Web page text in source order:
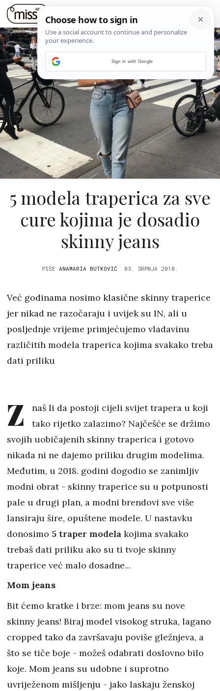
5 modela traperica za sve
cure kojima je dosadio
skinny jeans
PIŠE ANAMARIA BUTKOVIĆ 03. SRPNJA 2018.
Već godinama nosimo klasične skinny traperice
jer nikad ne razočaraju i uvijek su IN, ali u
posljednje vrijeme primjećujemo vladavinu
različitih modela traperica kojima svakako treba
dati priliku
Z
naš li da postoji cijeli svijet trapera u koji
tako rijetko zalazimo? Najčešće se držimo
svojih uobičajenih skinny traperica i gotovo
nikada ni ne dajemo priliku drugim modelima.
Međutim, u 2018. godini dogodio se zanimljiv
modni obrat - skinny traperice su u potpunosti
pale u drugi plan, a modni brendovi sve više
lansiraju šire, opuštene modele. U nastavku
donosimo 5 traper modela kojima svakako
trebaš dati priliku ako su ti tvoje skinny
traperice već malo dosadne...
Mom jeans
Bit ćemo kratke i brze: mom jeans su nove
skinny jeans! Biraj model visokog struka, lagano
cropped tako da završavaju poviše gležnjeva, a
što se tiče boje - možeš odabrati doslovno bilo
koje. Mom jeans su udobne i suprotno
uvriježenom mišljenju - jako laskaju ženskoj
Sign in with Google